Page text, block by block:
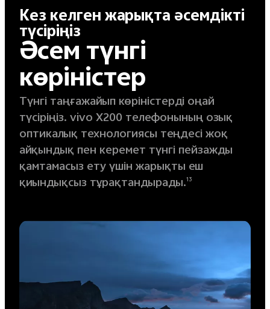
Кез келген жарықта әсемдікті
түсіріңіз
Әсем түнгі
көріністер
Түнгі таңғажайып көріністерді оңай
түсіріңіз. vivo X200 телефонының озық
оптикалық технологиясы теңдесі жоқ
айқындық пен керемет түнгі пейзажды
қамтамасыз ету үшін жарықты еш
қиындықсыз тұрақтандырады.13